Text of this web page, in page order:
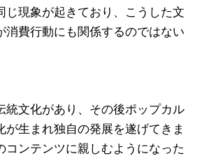
じ現象が起きており、こうした文
消費行動にも関係するのではない
統文化があり、その後ポップカル
が生まれ独自の発展を遂げてきま
コンテンツに親しむようになった